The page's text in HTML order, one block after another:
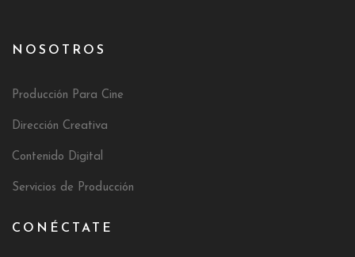
NOSOTROS
Producción Para Cine
Dirección Creativa
Contenido Digital
Servicios de Producción
CONÉCTATE